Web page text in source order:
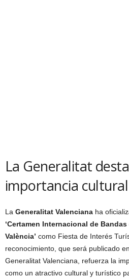
La Generalitat
importancia
La Generalitat Valenciana ha
‘Certamen Internacional de
València’ como Fiesta de Interés
reconocimiento, que será publicado
Generalitat Valenciana, refuerza la
como un atractivo cultural y turístico